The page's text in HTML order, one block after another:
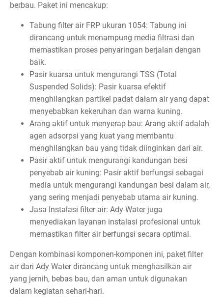
berbau. Paket ini mencakup:
Tabung filter air FRP ukuran 1054: Tabung ini
dirancang untuk menampung media filtrasi dan
memastikan proses penyaringan berjalan dengan
baik.
Pasir kuarsa untuk mengurangi TSS (Total
Suspended Solids): Pasir kuarsa efektif
menghilangkan partikel padat dalam air yang dapat
menyebabkan kekeruhan dan warna kuning.
Arang aktif untuk menyerap bau: Arang aktif adalah
agen adsorpsi yang kuat yang membantu
menghilangkan bau yang tidak diinginkan dari air.
Pasir aktif untuk mengurangi kandungan besi
penyebab air kuning: Pasir aktif berfungsi sebagai
media untuk mengurangi kandungan besi dalam air,
yang sering menjadi penyebab utama air kuning.
Jasa Instalasi filter air: Ady Water juga
menyediakan layanan instalasi profesional untuk
memastikan filter air berfungsi secara optimal.
Dengan kombinasi komponen-komponen ini, paket filter
air dari Ady Water dirancang untuk menghasilkan air
yang jernih, bebas bau, dan aman untuk digunakan
dalam kegiatan sehari-hari.